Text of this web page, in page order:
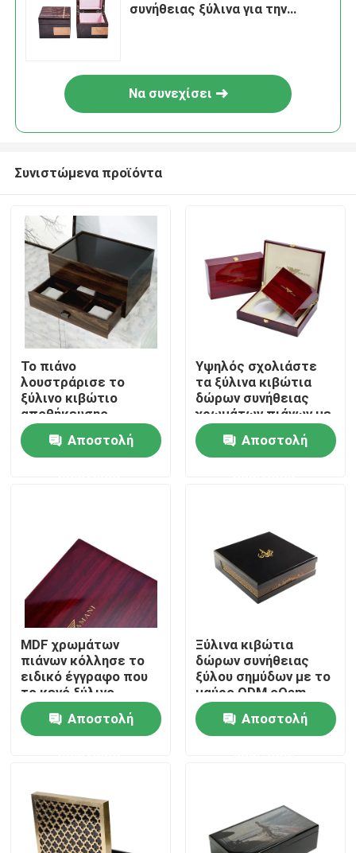
Σπίτι
Προϊόντα
Περίπου εμείς
Γύρος εργοστασίων
Ποιοτικός έλεγχος
Μας ελάτε σε επαφή με
Κουτί δώρου από χαρτόνι
Κιβώτιο δώρων σωλήνων χαρτονιού
συνήθειας ξύλινα για την
Να συνεχίσει
Συνιστώμενα προϊόντα
Το πιάνο
λουστράρισε το
ξύλινο κιβώτιο
αποθήκευσης
κοσμήματος με το
ODM cOem
συρταριών με λάκκα
Αποστολή
Υψηλός σχολιάστε
τα ξύλινα κιβώτια
δώρων συνήθειας
χρωμάτων πιάνων με
το λογότυπο λέιζερ
συνήθειαςΑποστολή
MDF χρωμάτων
πιάνων κόλλησε το
ειδικό έγγραφο που
το κενό ξύλινο
συσκευάζοντας
κιβώτιο δώρων
υψηλό σχολιάζει
Αποστολή
Ξύλινα κιβώτια
δώρων συνήθειας
ξύλου σημύδων με το
μαύρο ODM cOem
λάκκας
Αποστολή